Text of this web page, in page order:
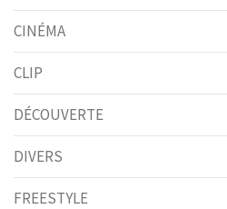
CINÉMA
CLIP
DÉCOUVERTE
DIVERS
FREESTYLE